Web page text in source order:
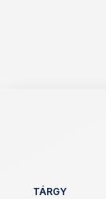
TÁRGY